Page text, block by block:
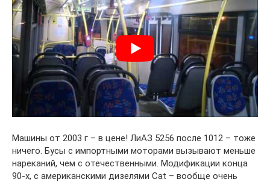
Машины от 2003 г – в цене! ЛиАЗ 5256 после 1012 – тоже
ничего. Бусы с импортными моторами вызывают меньше
нареканий, чем с отечественными. Модификации конца
90-х, с американскими дизелями Cat – вообще очень